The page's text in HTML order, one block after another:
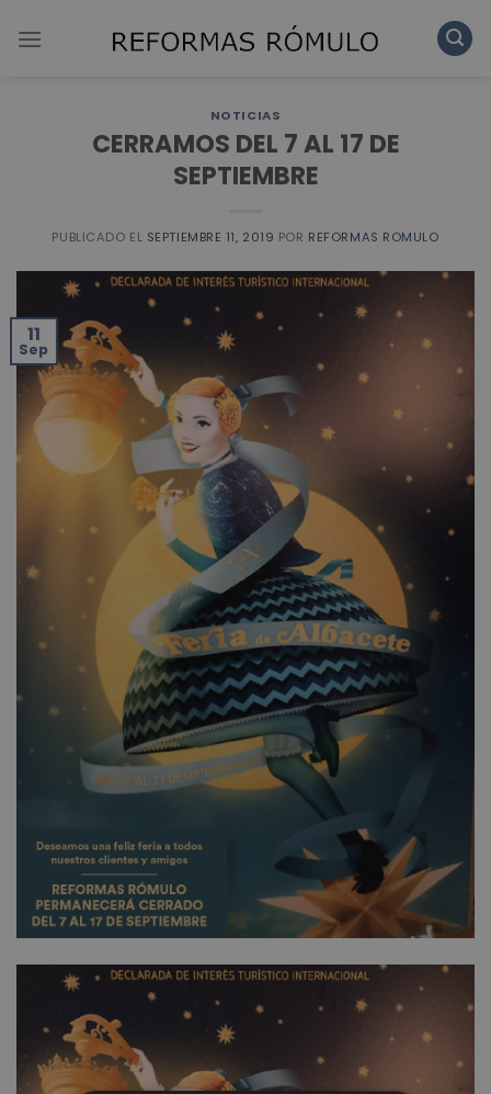
NOTICIAS
CERRAMOS DEL 7 AL 17 DE
SEPTIEMBRE
PUBLICADO EL SEPTIEMBRE 11, 2019 POR REFORMAS ROMULO
11
Sep